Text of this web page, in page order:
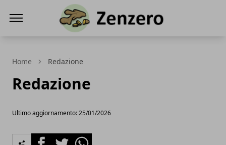
Home Redazione
Redazione
Ultimo aggiornamento: 25/01/2026
FacebookTwitterWhatsapp